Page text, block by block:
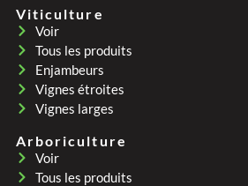
Viticulture
Voir
Tous les produits
Enjambeurs
Vignes étroites
Vignes larges
Arboriculture
Voir
Tous les produits